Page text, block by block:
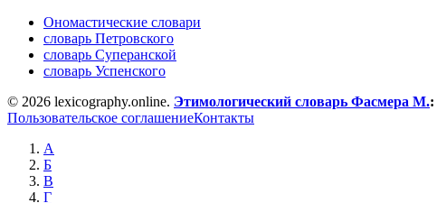
Ономастические словари
словарь Петровского
словарь Суперанской
словарь Успенского
© 2026 lexicography.online. Этимологический словарь Фасмера М.:
Пользовательское соглашениеКонтакты
А
Б
В
Г